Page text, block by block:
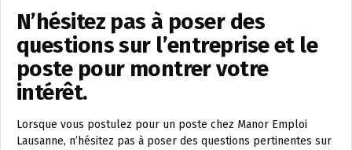
N’hésitez pas à poser des
questions sur l’entreprise et le
poste pour montrer votre
intérêt.
Lorsque vous postulez pour un poste chez Manor Emploi
Lausanne, n’hésitez pas à poser des questions pertinentes sur